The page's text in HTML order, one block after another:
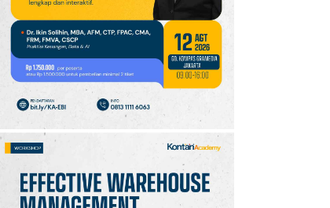
10 Jadwal Persija vs Arema
FC Perebutan Juara 3
Piala Presiden 2026,
Kick-off Sore Ini